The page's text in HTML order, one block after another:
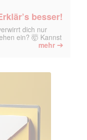
besser!
dich nur
ein? 🤯 Kannst
mehr ➔